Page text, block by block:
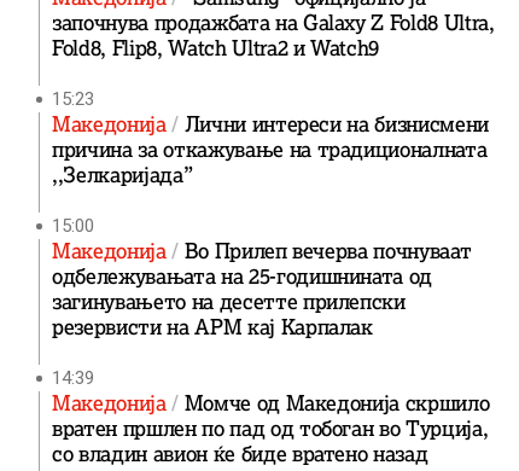
започнува продажбата на Galaxy Z Fold8 Ultra,
Fold8, Flip8, Watch Ultra2 и Watch9
15:23
Македонија Лични интереси на бизнисмени
причина за откажување на традиционалната
,,Зелкаријада”
15:00
Македонија Во Прилеп вечерва почнуваат
одбележувањата на 25-годишнината од
загинувањето на десетте прилепски
резервисти на АРМ кај Карпалак
14:39
Македонија Момче од Македонија скршило
вратен пршлен по пад од тобоган во Турција,
со владин авион ќе биде вратенo назад